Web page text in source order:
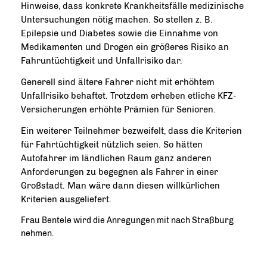
Hinweise, dass konkrete Krankheitsfälle medizinische
Untersuchungen nötig machen. So stellen z. B.
Epilepsie und Diabetes sowie die Einnahme von
Medikamenten und Drogen ein größeres Risiko an
Fahruntüchtigkeit und Unfallrisiko dar.
Generell sind ältere Fahrer nicht mit erhöhtem
Unfallrisiko behaftet. Trotzdem erheben etliche KFZ-
Versicherungen erhöhte Prämien für Senioren.
Ein weiterer Teilnehmer bezweifelt, dass die Kriterien
für Fahrtüchtigkeit nützlich seien. So hätten
Autofahrer im ländlichen Raum ganz anderen
Anforderungen zu begegnen als Fahrer in einer
Großstadt. Man wäre dann diesen willkürlichen
Kriterien ausgeliefert.
Frau Bentele wird die Anregungen mit nach Straßburg
nehmen.